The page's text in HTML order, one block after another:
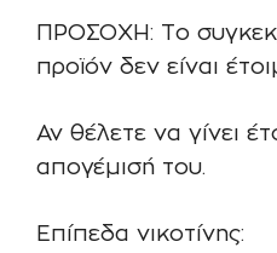
ΠΡΟΣΟΧΗ: Το
προϊόν δεν είναι
Αν θέλετε να γίνει
απογέμισή του.
Επίπεδα νικοτίνης: